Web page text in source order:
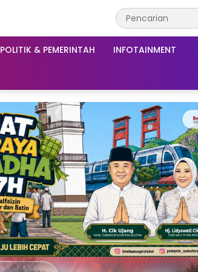
POLITIK & PEMERINTAH INFOTAINMENT